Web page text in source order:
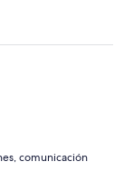
comunicación